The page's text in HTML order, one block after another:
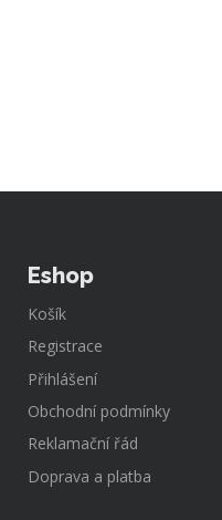
Eshop
Košík
Registrace
Přihlášení
Obchodní podmínky
Reklamační řád
Doprava a platba